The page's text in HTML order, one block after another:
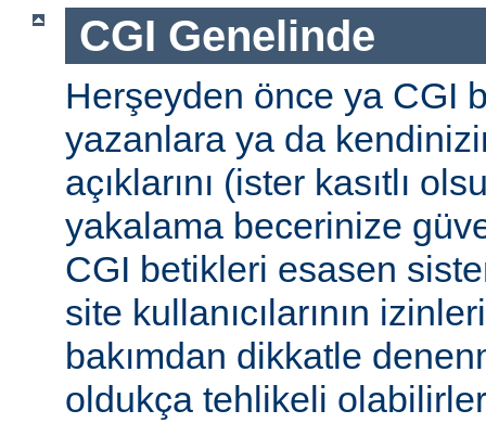
CGI Genelinde
Herşeyden önce ya CGI
yazanlara ya da
açıklarını (ister kasıtlı
yakalama becerinize
CGI betikleri esasen
site kullanıcılarının
bakımdan dikkatle
oldukça tehlikeli